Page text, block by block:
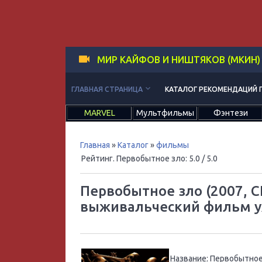
МИР КАЙФОВ И НИШТЯКОВ (МКИН)
ГЛАВНАЯ СТРАНИЦА keyboard_arrow_down КАТАЛОГ РЕКОМЕНДАЦИЙ
MARVEL Мультфильмы Фэнтези
Главная »Каталог»фильмы
Рейтинг. Первобытное зло: 5.0 / 5.0
Первобытное зло (2007,
выживальческий фильм
Название: